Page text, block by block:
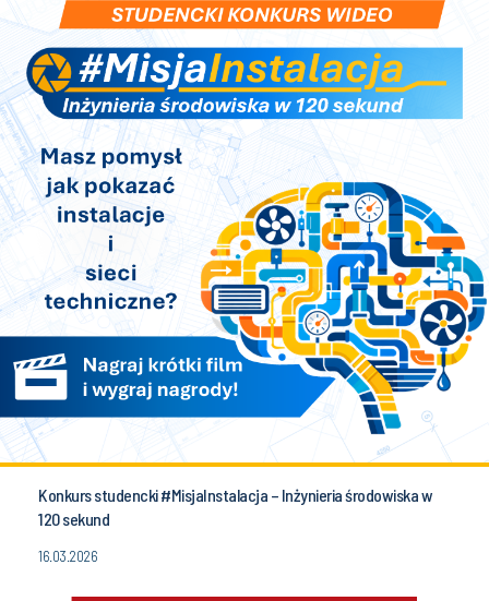
Konkurs studencki #MisjaInstalacja – Inżynieria środowiska w
120 sekund
16.03.2026